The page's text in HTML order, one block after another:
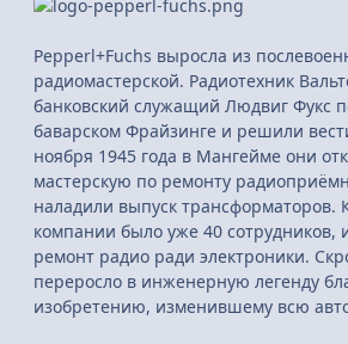
Pepperl+Fuchs выросла из
радиомастерской. Радиотехник
банковский служащий Людвиг Фукс
баварском Фрайзинге и решили
ноября 1945 года в Мангейме они
мастерскую по ремонту
наладили выпуск трансформаторов.
компании было уже 40 сотрудников,
ремонт радио ради электроники.
переросло в инженерную легенду
изобретению, изменившему всю